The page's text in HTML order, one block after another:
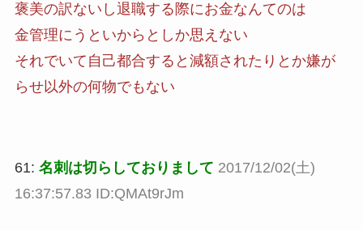
褒美の訳ないし退職する際にお金なんてのは
金管理にうといからとしか思えない
それでいて自己都合すると減額されたりとか嫌が
らせ以外の何物でもない
61: 名刺は切らしておりまして 2017/12/02(土)
16:37:57.83 ID:QMAt9rJm